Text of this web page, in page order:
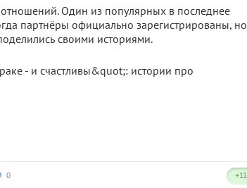
Один из популярных в последнее
партнёры официально зарегистрированы, но
своими историями.
0 +11